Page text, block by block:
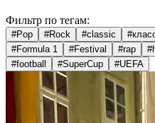
Фильтр по тегам:
#Pop #Rock #classic #
#Formula 1 #Festival #rap #
#football #SuperCup #UEFA